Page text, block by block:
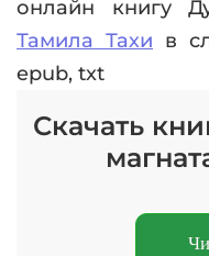
онлайн книгу
Тамила Тахи в
epub, txt
Скачать